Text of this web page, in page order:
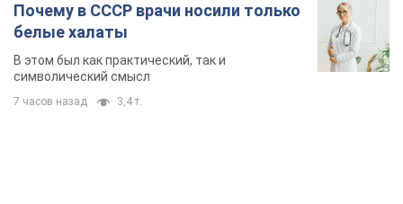
Почему в СССР врачи носили только
белые халаты
В этом был как практический, так и
символический смысл
7 часов назад 3,4 т.